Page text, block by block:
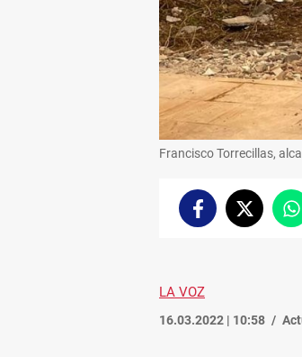
Francisco Torrecillas,
FacebookTwitter
LA VOZ
16.03.2022 | 10:58